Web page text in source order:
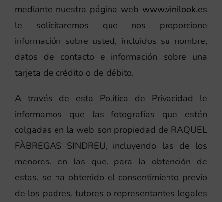
mediante nuestra página web www.vinilook.es
le solicitaremos que nos proporcione
información sobre usted, incluidos su nombre,
datos de contacto e información sobre una
tarjeta de crédito o de débito.
A través de esta Política de Privacidad le
informamos que las fotografías que estén
colgadas en la web son propiedad de RAQUEL
FÀBREGAS SINDREU, incluyendo las de los
menores, en las que, para la obtención de
estas, se ha obtenido el consentimiento previo
de los padres, tutores o representantes legales